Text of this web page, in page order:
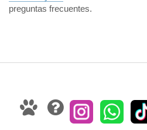
preguntas frecuentes.